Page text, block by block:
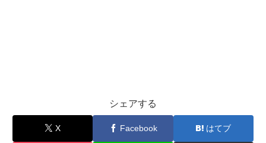
シェアする
X Facebook はてブ